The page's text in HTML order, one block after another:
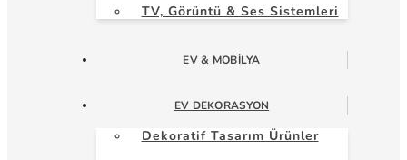
TV, Görüntü & Ses Sistemleri
EV & MOBILYA
EV DEKORASYON
Dekoratif Tasarım Ürünler